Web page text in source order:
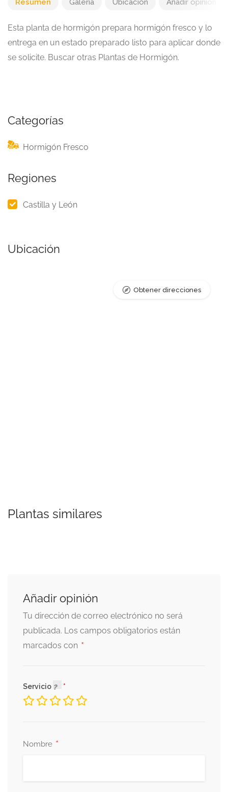
Resumen Galería Ubicación Añadir opinión
Esta planta de hormigón prepara hormigón fresco y lo
entrega en un estado preparado listo para aplicar donde
se solicite. Buscar otras Plantas de Hormigón.
Categorías
Hormigón Fresco
Regiones
Castilla y León
Ubicación
Obtener direcciones
Plantas similares
Añadir opinión
Tu dirección de correo electrónico no será
publicada. Los campos obligatorios están
marcados con *
Servicio
Nombre *